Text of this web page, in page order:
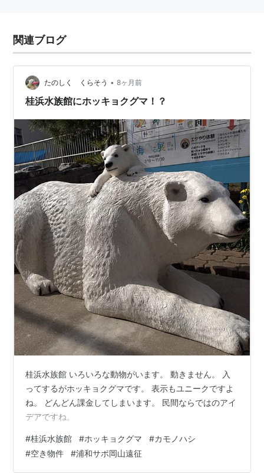
関連ブログ
たのしく くらそう • 8ヶ月前
桂浜水族館にホッキョクグマ！？
桂浜水族館 いろいろな動物がいます。 動きません。 入
ってするがホッキョクグマです。 表示もユニークですよ
ね。 どんどん課金してしまいます。 民間ならではのアイ
デアですね。
#桂浜水族館 #ホッキョクグマ #カモノハシ
#空き物件 #浦和サポ岡山遠征